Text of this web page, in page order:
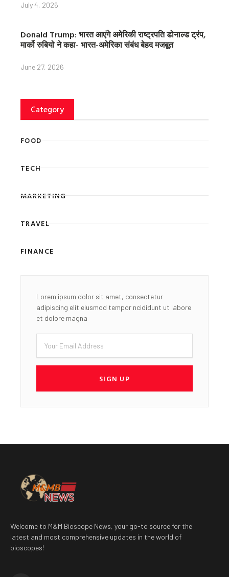
July 4, 2026
Donald Trump: भारत आएंगे अमेरिकी राष्ट्रपति डोनाल्ड ट्रंप,
मार्को रुबियो ने कहा- भारत-अमेरिका संबंध बेहद मजबूत
June 27, 2026
Category
FOOD
TECH
MARKETING
TRAVEL
FINANCE
Lorem ipsum dolor sit amet, consectetur
adipiscing elit eiusmod tempor ncididunt ut labore
et dolore magna
Email
SIGN UP
Welcome to M&M Bioscope News, your go-to source for the
latest and most comprehensive updates in the world of
bioscopes!